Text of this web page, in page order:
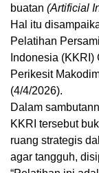
buatan (Artificial
Hal itu
Pelatihan
Indonesia
Perikesit
(4/4/2026).
Dalam
KKRI tersebut
ruang strategis
agar tangguh,